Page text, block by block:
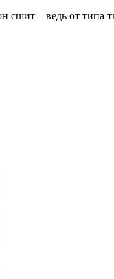
сшит – ведь от типа